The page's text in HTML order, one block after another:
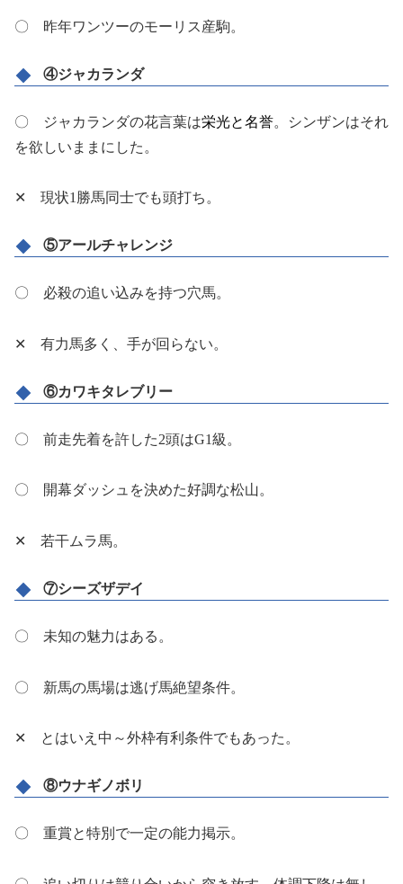
〇 昨年ワンツーのモーリス産駒。
④ジャカランダ
〇 ジャカランダの花言葉は栄光と名誉。シンザンはそれ
を欲しいままにした。
✕ 現状1勝馬同士でも頭打ち。
⑤アールチャレンジ
〇 必殺の追い込みを持つ穴馬。
✕ 有力馬多く、手が回らない。
⑥カワキタレブリー
〇 前走先着を許した2頭はG1級。
〇 開幕ダッシュを決めた好調な松山。
✕ 若干ムラ馬。
⑦シーズザデイ
〇 未知の魅力はある。
〇 新馬の馬場は逃げ馬絶望条件。
✕ とはいえ中～外枠有利条件でもあった。
⑧ウナギノボリ
〇 重賞と特別で一定の能力掲示。